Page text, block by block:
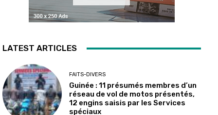
LATEST ARTICLES
FAITS-DIVERS
Guinée : 11 présumés membres d’un
réseau de vol de motos présentés,
12 engins saisis par les Services
spéciaux